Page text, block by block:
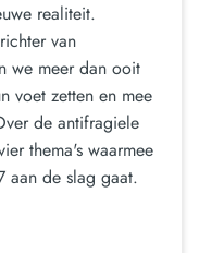
realiteit.
van
we meer dan ooit
voet zetten en mee
de antifragiele
thema's waarmee
aan de slag gaat.